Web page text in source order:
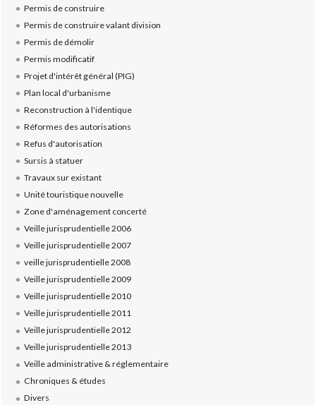
Permis de construire
Permis de construire valant division
Permis de démolir
Permis modificatif
Projet d'intérêt général (PIG)
Plan local d'urbanisme
Reconstruction à l'identique
Réformes des autorisations
Refus d'autorisation
Sursis à statuer
Travaux sur existant
Unité touristique nouvelle
Zone d'aménagement concerté
Veille jurisprudentielle 2006
Veille jurisprudentielle 2007
veille jurisprudentielle 2008
Veille jurisprudentielle 2009
Veille jurisprudentielle 2010
Veille jurisprudentielle 2011
Veille jurisprudentielle 2012
Veille jurisprudentielle 2013
Veille administrative & réglementaire
Chroniques & études
Divers